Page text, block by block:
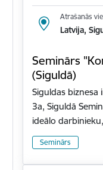
Atrašanās
Latvija,
Seminārs
(Siguldā)
Siguldas biznesa
3a, Siguldā
ideālo
Seminārs